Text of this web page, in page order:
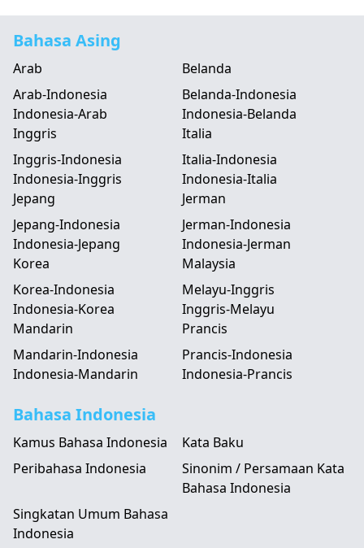
Bahasa Asing
Arab
Arab-Indonesia
Indonesia-Arab
Belanda
Belanda-Indonesia
Indonesia-Belanda
Inggris
Inggris-Indonesia
Indonesia-Inggris
Italia
Italia-Indonesia
Indonesia-Italia
Jepang
Jepang-Indonesia
Indonesia-Jepang
Jerman
Jerman-Indonesia
Indonesia-Jerman
Korea
Korea-Indonesia
Indonesia-Korea
Malaysia
Melayu-Inggris
Inggris-Melayu
Mandarin
Mandarin-Indonesia
Indonesia-Mandarin
Prancis
Prancis-Indonesia
Indonesia-Prancis
Bahasa Indonesia
Kamus Bahasa Indonesia
Kata Baku
Peribahasa Indonesia
Sinonim / Persamaan Kata
Bahasa Indonesia
Singkatan Umum Bahasa
Indonesia